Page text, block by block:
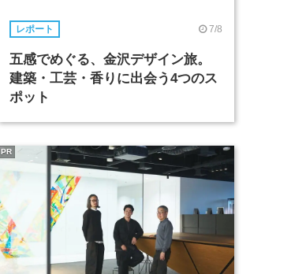
レポート 7/8
五感でめぐる、金沢デザイン旅。
建築・工芸・香りに出会う4つのス
ポット
PR